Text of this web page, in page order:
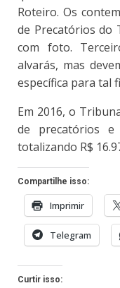
Roteiro. Os
de Precatórios do
com foto.
alvarás, mas
específica para tal
Em 2016, o
de precatórios e
totalizando R$
Compartilhe isso:
Imprimir
Telegram
Curtir isso: